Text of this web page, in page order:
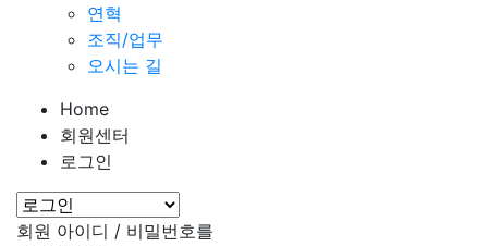
연혁
조직/업무
오시는 길
Home
회원센터
로그인
회원 아이디 / 비밀번호를